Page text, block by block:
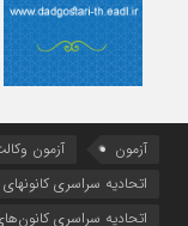
آزمون آزمون
اتحادیه سراسری
اتحادیه سراسری